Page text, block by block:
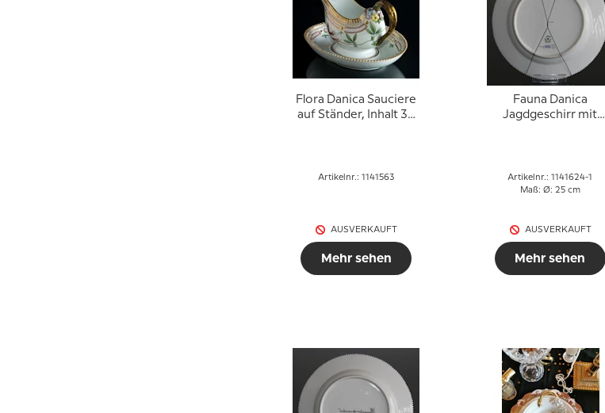
Flora Danica Sauciere
auf Ständer, Inhalt 35
Artikelnr.: 1141563
AUSVERKAUFT
Mehr sehen
Fauna Danica
Jagdgeschirr mit
Artikelnr.: 1141624-1
Maß: Ø: 25 cm
AUSVERKAUFT
Mehr sehen